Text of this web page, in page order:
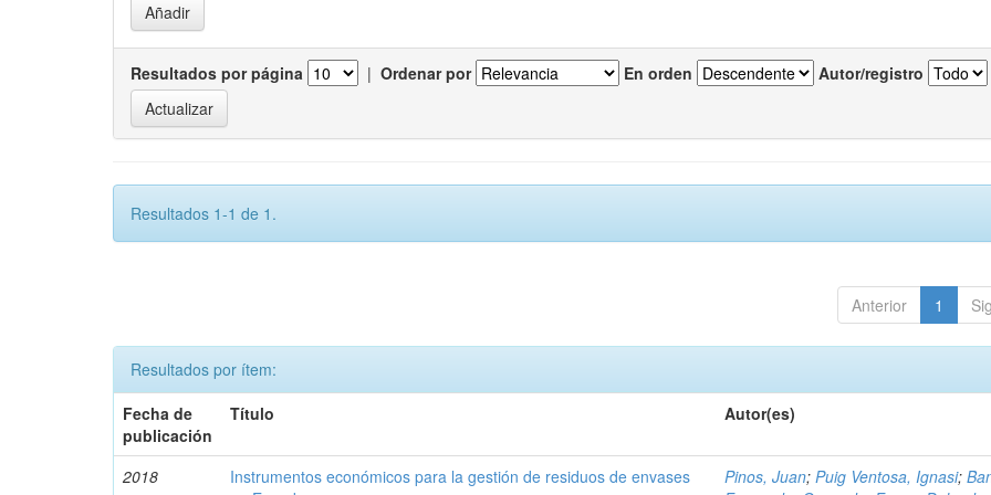
Resultados por página | Ordenar por En orden Autor/registro
Resultados 1-1 de 1.
Anterior 1
Resultados por ítem:
Fecha de
publicación
Título Autor(es)
2018
Instrumentos económicos para la gestión de residuos de envases
Pinos, Juan;Puig Ventosa, Ignasi;